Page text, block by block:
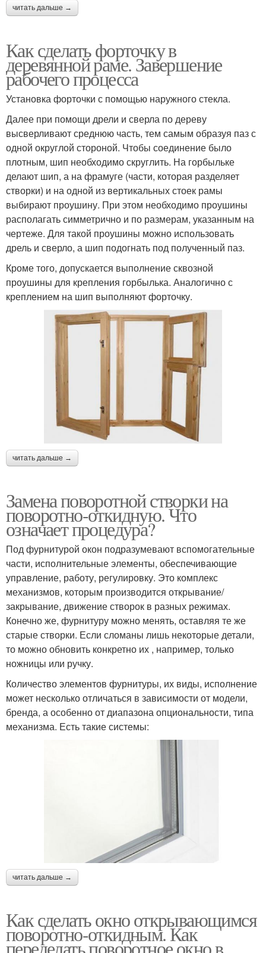
читать дальше →
Как сделать форточку в
деревянной раме. Завершение
рабочего процесса
Установка форточки с помощью наружного стекла.
Далее при помощи дрели и сверла по дереву
высверливают среднюю часть, тем самым образуя паз с
одной округлой стороной. Чтобы соединение было
плотным, шип необходимо скруглить. На горбыльке
делают шип, а на фрамуге (части, которая разделяет
створки) и на одной из вертикальных стоек рамы
выбирают проушину. При этом необходимо проушины
располагать симметрично и по размерам, указанным на
чертеже. Для такой проушины можно использовать
дрель и сверло, а шип подогнать под полученный паз.
Кроме того, допускается выполнение сквозной
проушины для крепления горбылька. Аналогично с
креплением на шип выполняют форточку.
читать дальше →
Замена поворотной створки на
поворотно-откидную. Что
означает процедура?
Под фурнитурой окон подразумевают вспомогательные
части, исполнительные элементы, обеспечивающие
управление, работу, регулировку. Это комплекс
механизмов, которым производится открывание/
закрывание, движение створок в разных режимах.
Конечно же, фурнитуру можно менять, оставляя те же
старые створки. Если сломаны лишь некоторые детали,
то можно обновить конкретно их , например, только
ножницы или ручку.
Количество элементов фурнитуры, их виды, исполнение
может несколько отличаться в зависимости от модели,
бренда, а особенно от диапазона опциональности, типа
механизма. Есть такие системы:
читать дальше →
Как сделать окно открывающимся
поворотно-откидным. Как
переделать поворотное окно в